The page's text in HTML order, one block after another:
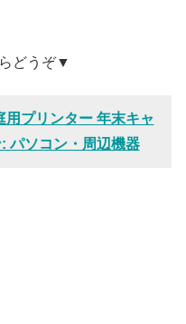
どうぞ▼
プリンター 年末キャ
パソコン・周辺機器